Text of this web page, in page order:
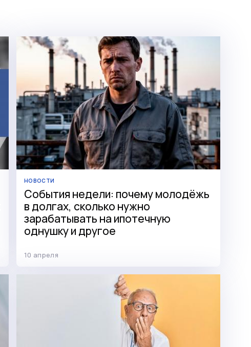
НОВОСТИ
События недели: почему молодёжь
в долгах, сколько нужно
зарабатывать на ипотечную
однушку и другое
10 апреля